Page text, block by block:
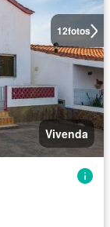
12fotos
Vivenda